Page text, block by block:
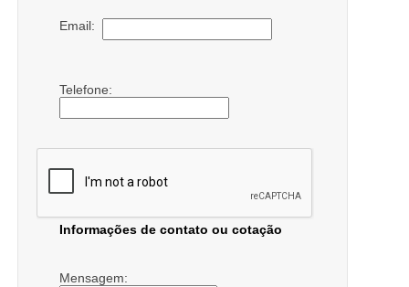
Email:
Telefone:
Informações de contato ou cotação
Mensagem: